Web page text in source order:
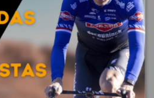
y la mirada, caminar hacia Santiago
de Stevenson, o alrededor del
un placer libre y lento
ocupan un lugar
los adeptos al trekking la
y funcional. Ultracubriente, equipada
Photochromic o SPECTRON,
impecable para llegar hasta